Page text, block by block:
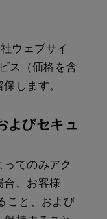
ウェブサイ
ス（価格を含
します。
よびセキュ
てのみアク
合、お客様
こと、および